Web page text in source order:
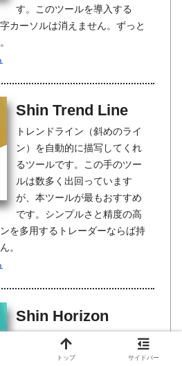
す。このツールを導入する
カーソルは消えません。ずっと
Shin Trend Line
トレンドライン（斜めのライ
ン）を自動的に描写してくれ
るツールです。この手のツー
ルは数多く出回っています
が、本ツールが最もおすすめ
です。シンプルさと精度の高
を多用するトレーダーならば持
。
Shin Horizon
直近の高値・安値を起点に、
水平ラインを自動描写してく
トップ サイドバー